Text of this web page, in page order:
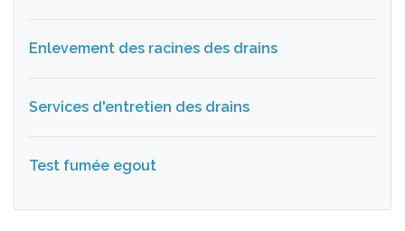
Enlevement des racines des drains
Services d'entretien des drains
Test fumée egout